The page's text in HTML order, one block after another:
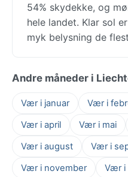
54% skydekke, og
hele landet. Klar sol
myk belysning de
Andre måneder i
Vær i januar Vær i
Vær i april
Vær i mai
Vær i august
Vær i
Vær i november
Vær i